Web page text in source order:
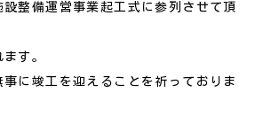
整備運営事業起工式に参列させて頂
す。
に竣工を迎えることを祈っておりま